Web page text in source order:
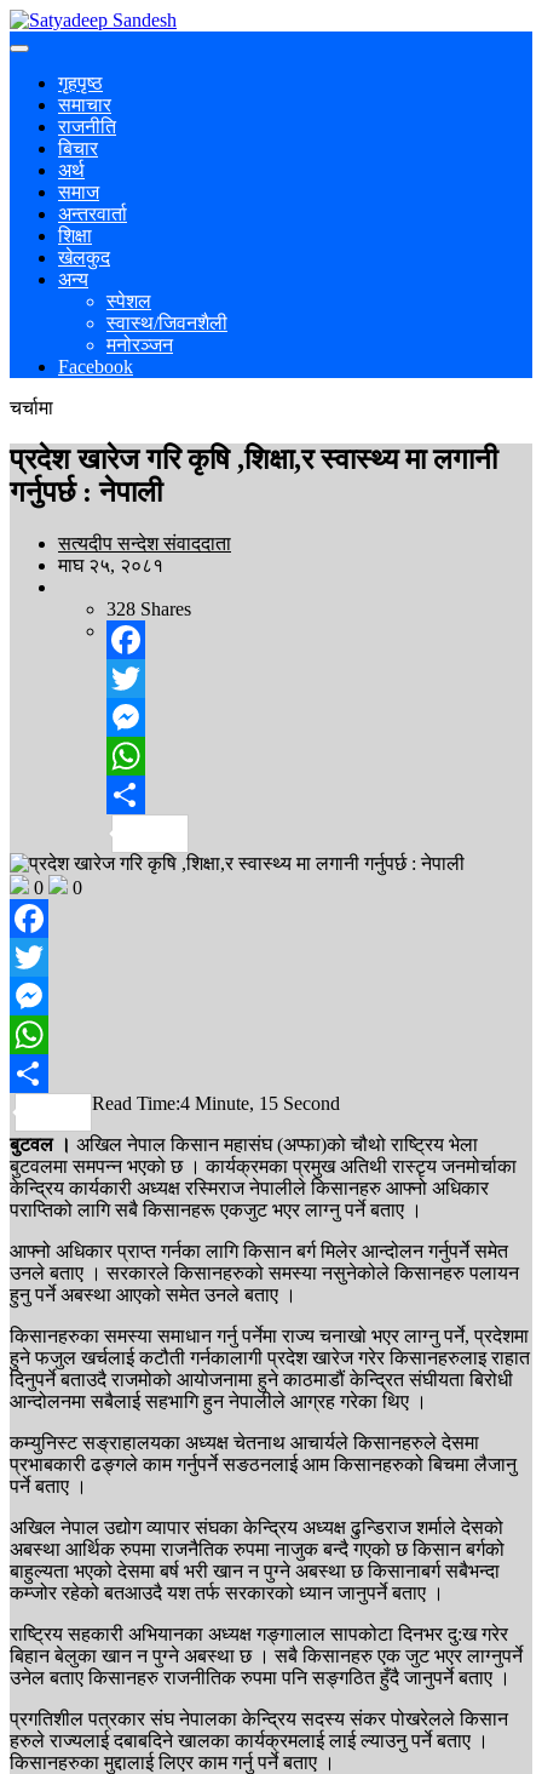
गृहपृष्ठ
समाचार
राजनीति
बिचार
अर्थ
समाज
अन्तरवार्ता
शिक्षा
खेलकुद
अन्य
स्पेशल
स्वास्थ/जिवनशैली
मनोरञ्जन
Facebook
चर्चामा
प्रदेश खारेज गरि कृषि ,शिक्षा,र स्वास्थ्य मा लगानी
गर्नुपर्छ : नेपाली
सत्यदीप सन्देश संवाददाता
माघ २५, २०८१
328 Shares
Facebook
Twitter
Messenger
WhatsApp
0 0
Facebook
Twitter
Messenger
WhatsApp
Share
Read Time:4 Minute, 15 Second
बुटवल । अखिल नेपाल किसान महासंघ (अप्फा)को चौथो राष्ट्रिय भेला
बुटवलमा समपन्न भएको छ । कार्यक्रमका प्रमुख अतिथी रास्टृय जनमोर्चाका
केन्द्रिय कार्यकारी अध्यक्ष रस्मिराज नेपालीले किसानहरु आफ्नो अधिकार
पराप्तिको लागि सबै किसानहरू एकजुट भएर लाग्नु पर्ने बताए ।
आफ्नो अधिकार प्राप्त गर्नका लागि किसान बर्ग मिलेर आन्दोलन गर्नुपर्ने समेत
उनले बताए । सरकारले किसानहरुको समस्या नसुनेकोले किसानहरु पलायन
हुनु पर्ने अबस्था आएको समेत उनले बताए ।
किसानहरुका समस्या समाधान गर्नु पर्नेमा राज्य चनाखो भएर लाग्नु पर्ने, प्रदेशमा
हुने फजुल खर्चलाई कटौती गर्नकालागी प्रदेश खारेज गरेर किसानहरुलाइ राहात
दिनुपर्ने बताउदै राजमोको आयोजनामा हुने काठमाडौं केन्द्रित संघीयता बिरोधी
आन्दोलनमा सबैलाई सहभागि हुन नेपालीले आग्रह गरेका थिए ।
कम्युनिस्ट सङ्राहालयका अध्यक्ष चेतनाथ आचार्यले किसानहरुले देसमा
प्रभाबकारी ढङ्गले काम गर्नुपर्ने सङठनलाई आम किसानहरुको बिचमा लैजानु
पर्ने बताए ।
अखिल नेपाल उद्योग व्यापार संघका केन्द्रिय अध्यक्ष ढुन्डिराज शर्माले देसको
अबस्था आर्थिक रुपमा राजनैतिक रुपमा नाजुक बन्दै गएको छ किसान बर्गको
बाहुल्यता भएको देसमा बर्ष भरी खान न पुग्ने अबस्था छ किसानाबर्ग सबैभन्दा
कम्जोर रहेको बतआउदै यश तर्फ सरकारको ध्यान जानुपर्ने बताए ।
राष्ट्रिय सहकारी अभियानका अध्यक्ष गङ्गालाल सापकोटा दिनभर दु:ख गरेर
बिहान बेलुका खान न पुग्ने अबस्था छ । सबै किसानहरु एक जुट भएर लाग्नुपर्ने
उनेल बताए किसानहरु राजनीतिक रुपमा पनि सङ्गठित हुँदै जानुपर्ने बताए ।
प्रगतिशील पत्रकार संघ नेपालका केन्द्रिय सदस्य संकर पोखरेलले किसान
हरुले राज्यलाई दबाबदिने खालका कार्यक्रमलाई लाई ल्याउनु पर्ने बताए ।
किसानहरुका मुद्दालाई लिएर काम गर्नु पर्ने बताए ।